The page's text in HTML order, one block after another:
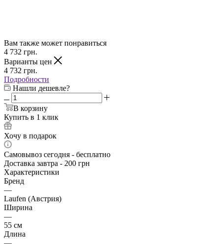
Вам также может понравиться
4 732 грн.
Варианты цен
4 732 грн.
Подробности
Нашли дешевле?
В корзину
Купить в 1 клик
Хочу в подарок
Самовывоз сегодня - бесплатно
Доставка завтра - 200 грн
Характеристики
Бренд
—
Laufen (Австрия)
Ширина
—
55 см
Длина